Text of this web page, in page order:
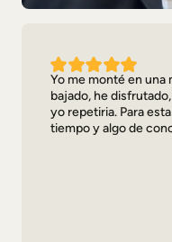
Yo me monté en una
bajado, he
yo repetiria. Para
tiempo y algo de